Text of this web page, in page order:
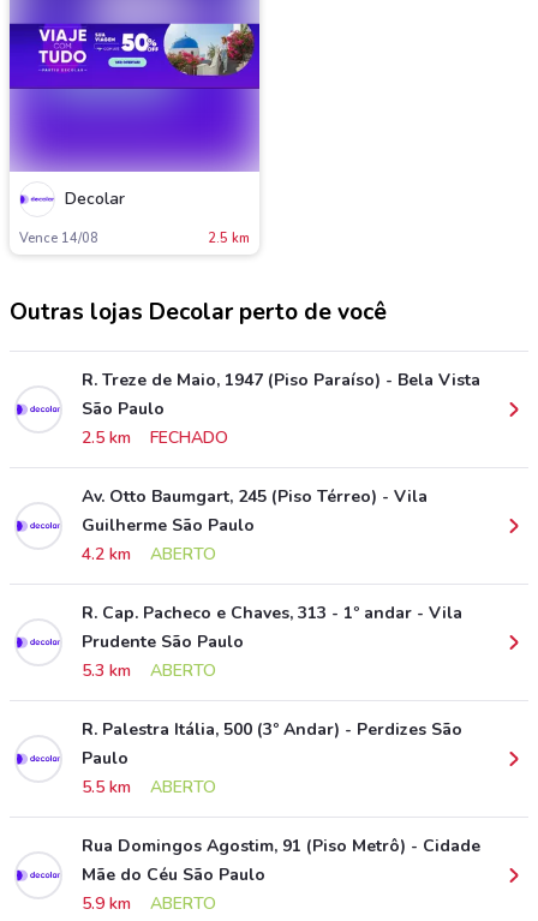
Decolar
Vence 14/08 2.5 km
Outras lojas Decolar perto de você
R. Treze de Maio, 1947 (Piso Paraíso) - Bela Vista
São Paulo
2.5 km
FECHADO
Av. Otto Baumgart, 245 (Piso Térreo) - Vila
Guilherme São Paulo
4.2 km
ABERTO
R. Cap. Pacheco e Chaves, 313 - 1º andar - Vila
Prudente São Paulo
5.3 km
ABERTO
R. Palestra Itália, 500 (3º Andar) - Perdizes São
Paulo
5.5 km
ABERTO
Rua Domingos Agostim, 91 (Piso Metrô) - Cidade
Mãe do Céu São Paulo
5.9 km
ABERTO